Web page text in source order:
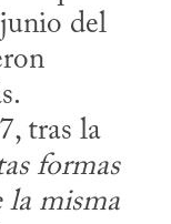
del
formas
la misma